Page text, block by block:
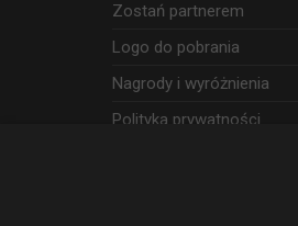
Zostań partnerem
Logo do pobrania
Nagrody i wyróżnienia
Polityka prywatności